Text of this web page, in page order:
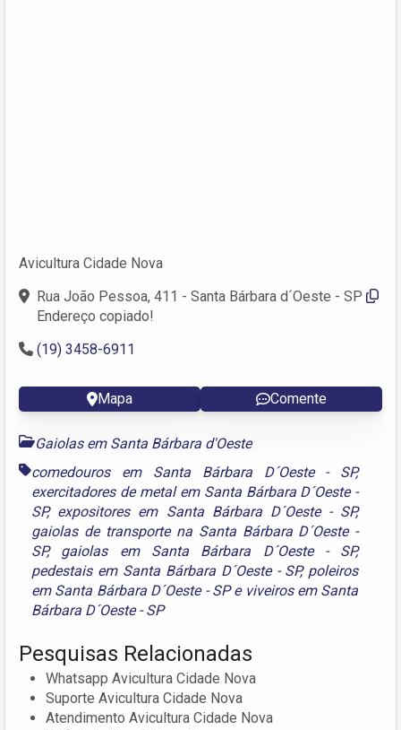
Avicultura Cidade Nova
Rua João Pessoa, 411 - Santa Bárbara d´Oeste - SP
Endereço copiado!
(19) 3458-6911
Mapa Comente
Gaiolas em Santa Bárbara d'Oeste
comedouros em Santa Bárbara D´Oeste - SP,
exercitadores de metal em Santa Bárbara D´Oeste -
SP, expositores em Santa Bárbara D´Oeste - SP,
gaiolas de transporte na Santa Bárbara D´Oeste -
SP, gaiolas em Santa Bárbara D´Oeste - SP,
pedestais em Santa Bárbara D´Oeste - SP, poleiros
em Santa Bárbara D´Oeste - SPe viveiros em Santa
Bárbara D´Oeste - SP
Pesquisas Relacionadas
Whatsapp Avicultura Cidade Nova
Suporte Avicultura Cidade Nova
Atendimento Avicultura Cidade Nova